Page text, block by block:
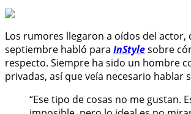
Los rumores llegaron a oídos del actor,
septiembre habló para InStylesobre
respecto. Siempre ha sido un hombre
privadas, así que veía necesario hablar
“Ese tipo de cosas no me gustan.